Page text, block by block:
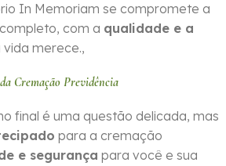
In Memoriam se compromete a
com a qualidade e a
merece.,
Cremação Previdência
final é uma questão delicada, mas
para a cremação
e segurança para você e sua